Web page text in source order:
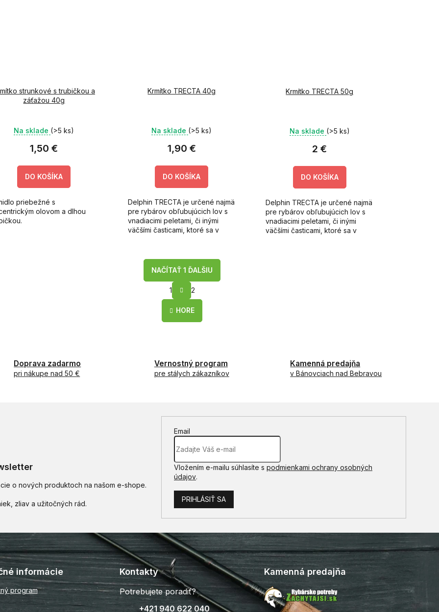
strunkové s trubičkou a
záťažou 40g
Na sklade (>5 ks)
1,50 €
DO KOŠÍKA
priebežné s
olovom a dlhou
Krmítko TRECTA 40g
Na sklade (>5 ks)
1,90 €
DO KOŠÍKA
Delphin TRECTA je určené najmä
pre rybárov obľubujúcich lov s
vnadiacimi peletami, či inými
väčšími časticami, ktoré sa v
Krmítko TRECTA 50g
Na sklade (>5 ks)
2 €
DO KOŠÍKA
Delphin TRECTA je určené najmä
pre rybárov obľubujúcich lov s
vnadiacimi peletami, či inými
väčšími časticami, ktoré sa v
O
l
á
i
e
p
y
ý
i
s
u
NAČÍTAŤ 1 ĎALŠIU
t
á
n
i
e
1 2
HORE
Doprava zadarmo
pri nákupe nad 50 €
Vernostný program
pre stálych zákazníkov
Kamenná predajňa
v Bánovciach nad Bebravou
o nových produktoch na našom e-shope.
Email
Vložením e-mailu súhlasíte s podmienkami ochrany osobných
údajov.
PRIHLÁSIŤ SA
informácie
program
Kontakty
Potrebujete poradiť?
+421 940 622 040
Kamenná predajňa